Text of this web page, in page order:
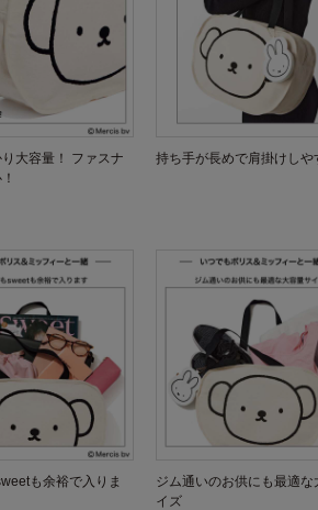
大容量！ ファスナ
持ち手が長めで肩掛けしや
も余裕で入りま
ジム通いのお供にも最適な
イズ